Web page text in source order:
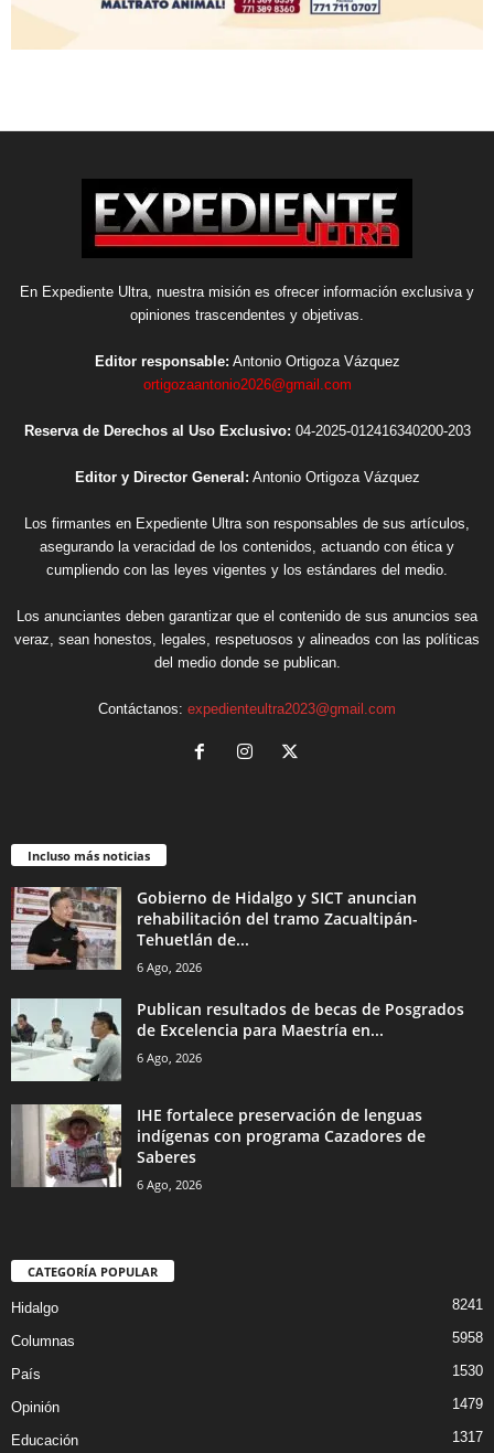
En Expediente Ultra, nuestra misión es ofrecer información exclusiva y
opiniones trascendentes y objetivas.
Editor responsable: Antonio Ortigoza Vázquez
ortigozaantonio2026@gmail.com
Reserva de Derechos al Uso Exclusivo: 04-2025-012416340200-203
Editor y Director General: Antonio Ortigoza Vázquez
Los firmantes en Expediente Ultra son responsables de sus artículos,
asegurando la veracidad de los contenidos, actuando con ética y
cumpliendo con las leyes vigentes y los estándares del medio.
Los anunciantes deben garantizar que el contenido de sus anuncios sea
veraz, sean honestos, legales, respetuosos y alineados con las políticas
del medio donde se publican.
Contáctanos: expedienteultra2023@gmail.com
Incluso más noticias
Gobierno de Hidalgo y SICT anuncian
rehabilitación del tramo Zacualtipán-
Tehuetlán de...
6 Ago, 2026
Publican resultados de becas de Posgrados
de Excelencia para Maestría en...
6 Ago, 2026
IHE fortalece preservación de lenguas
indígenas con programa Cazadores de
Saberes
6 Ago, 2026
CATEGORÍA POPULAR
Hidalgo 8241
Columnas 5958
País 1530
Opinión 1479
Educación 1317